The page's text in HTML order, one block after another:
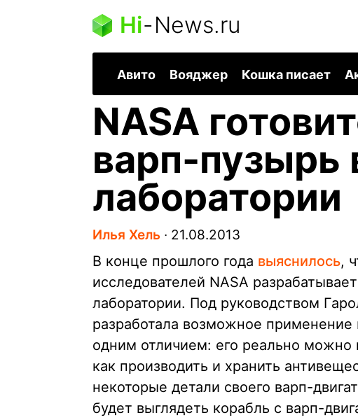
Hi-News.ru
Авито Вояджер Кошка писает
NASA
варп-пузырь
лаборатории
Илья Хель ∙ 21.08.2013
В конце прошлого года выяснилось,
исследователей NASA
лаборатории. Под руководством
разработала возможное применение
одним отличием: его реально
как производить и хранить
некоторые детали своего варп-
будет выглядеть корабль с варп-